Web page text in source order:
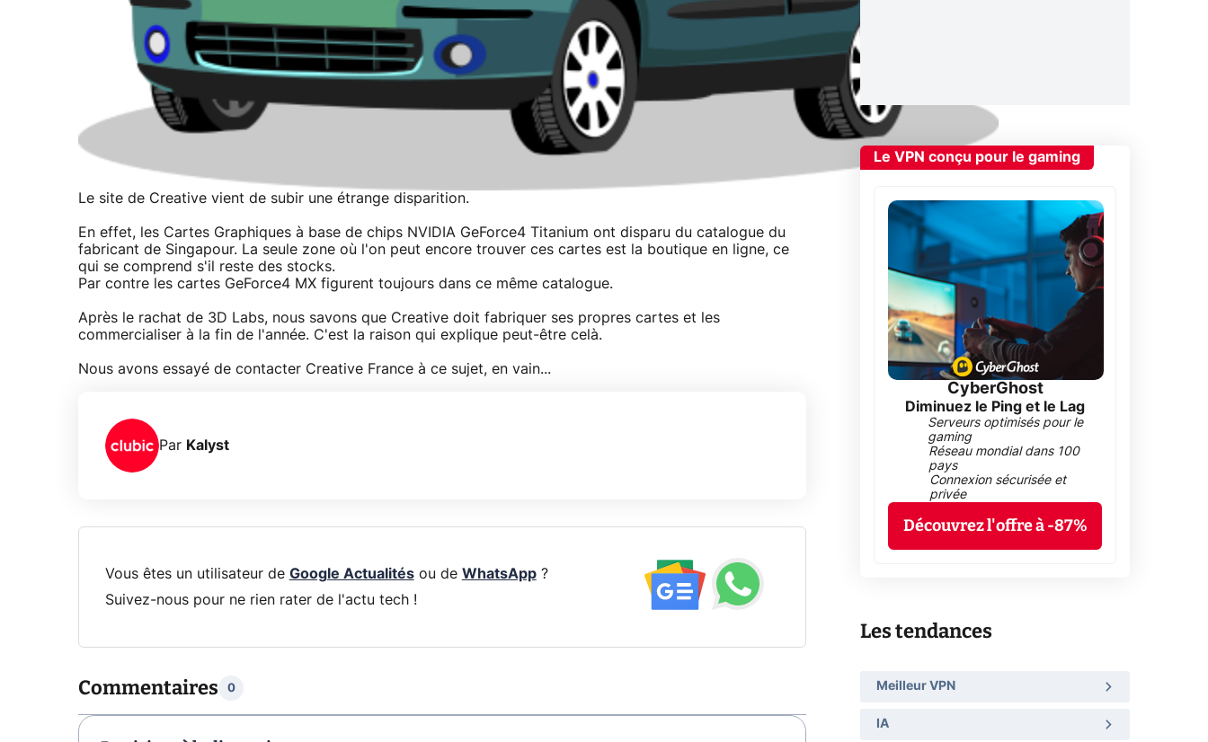
Le site de Creative vient de subir une étrange disparition.
En effet, les Cartes Graphiques à base de chips NVIDIA GeForce4 Titanium ont disparu du catalogue du
fabricant de Singapour. La seule zone où l'on peut encore trouver ces cartes est la boutique en ligne, ce
qui se comprend s'il reste des stocks.
Par contre les cartes GeForce4 MX figurent toujours dans ce même catalogue.
Après le rachat de 3D Labs, nous savons que Creative doit fabriquer ses propres cartes et les
commercialiser à la fin de l'année. C'est la raison qui explique peut-être celà.
Nous avons essayé de contacter Creative France à ce sujet, en vain...
Par Kalyst
Vous êtes un utilisateur de Google Actualitésou de WhatsApp?
Suivez-nous pour ne rien rater de l'actu tech !
Commentaires 0
Le VPN conçu pour le gaming
CyberGhost
Diminuez le Ping et le Lag
Serveurs optimisés pour le
gaming
Réseau mondial dans 100
pays
Connexion sécurisée et
privée
Découvrez l'offre à -87%
Les tendances
Meilleur VPN
IA